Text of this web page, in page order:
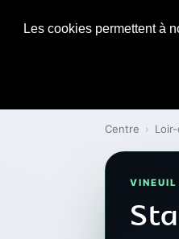
Les cookies permettent à
Centre ›